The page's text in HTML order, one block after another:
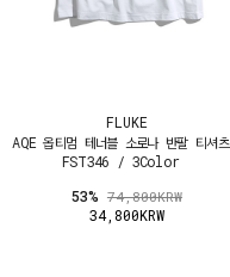
FLUKE
AQE 옵티멈 테너블 소로나 반팔 티셔츠
FST346 / 3Color
53% 74,800KRW
34,800KRW